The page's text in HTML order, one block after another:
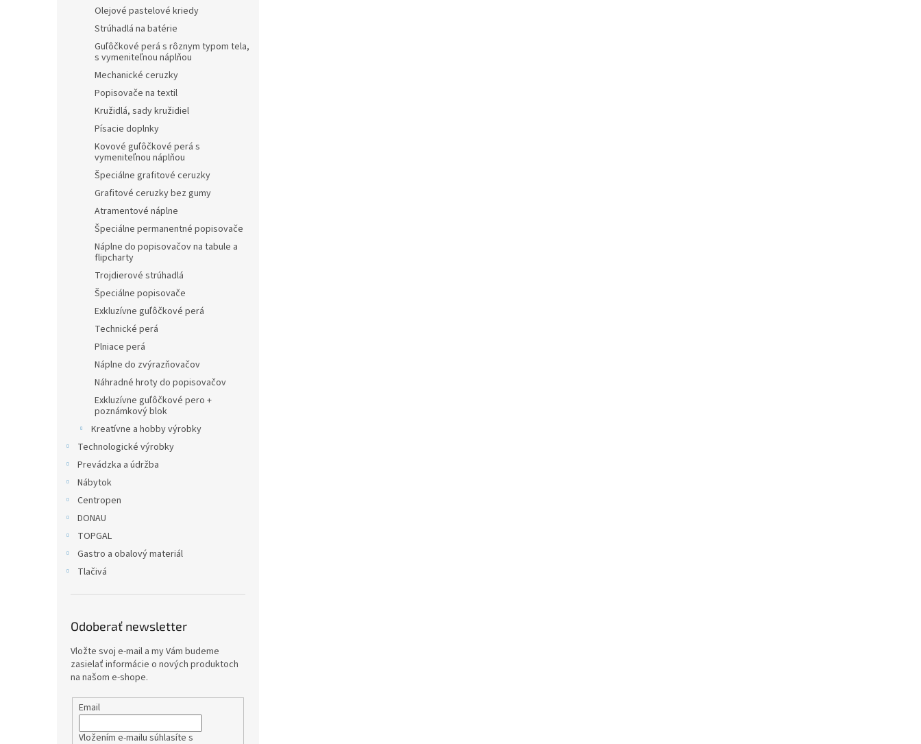
Olejové pastelové kriedy
Strúhadlá na batérie
Guľôčkové perá s rôznym typom tela,
s vymeniteľnou náplňou
Mechanické ceruzky
Popisovače na textil
Kružidlá, sady kružidiel
Písacie doplnky
Kovové guľôčkové perá s
vymeniteľnou náplňou
Špeciálne grafitové ceruzky
Grafitové ceruzky bez gumy
Atramentové náplne
Špeciálne permanentné popisovače
Náplne do popisovačov na tabule a
flipcharty
Trojdierové strúhadlá
Špeciálne popisovače
Exkluzívne guľôčkové perá
Technické perá
Plniace perá
Náplne do zvýrazňovačov
Náhradné hroty do popisovačov
Exkluzívne guľôčkové pero +
poznámkový blok
Kreatívne a hobby výrobky
Technologické výrobky
Prevádzka a údržba
Nábytok
Centropen
DONAU
TOPGAL
Gastro a obalový materiál
Tlačivá
Odoberať newsletter
Vložte svoj e-mail a my Vám budeme
zasielať informácie o nových produktoch
na našom e-shope.
Email
Vložením e-mailu súhlasíte s